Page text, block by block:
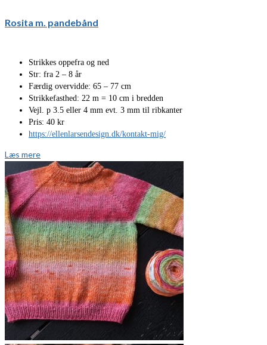
Rosita m. pandebånd
Strikkes oppefra og ned
Str: fra 2 – 8 år
Færdig overvidde: 65 – 77 cm
Strikkefasthed: 22 m = 10 cm i bredden
Vejl. p 3.5 eller 4 mm evt. 3 mm til ribkanter
Pris: 40 kr
https://ellenlarsendesign.dk/kontakt-mig/
Læs mere